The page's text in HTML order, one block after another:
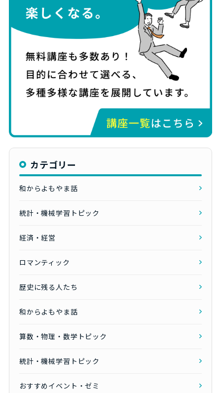
カテゴリー
和からよもやま話
統計・機械学習トピック
経済・経営
ロマンティック
歴史に残る人たち
和からよもやま話
算数・物理・数学トピック
統計・機械学習トピック
おすすめイベント・ゼミ